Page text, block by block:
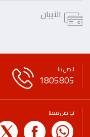
الآيبان
اتصل بنا
1805805
تواصل معنا